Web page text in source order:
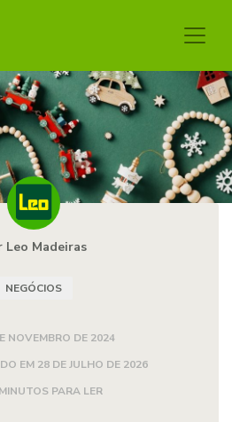
Leo Madeiras
NEGÓCIOS
NOVEMBRO DE 2024
EM 28 DE JULHO DE 2026
PARA LER